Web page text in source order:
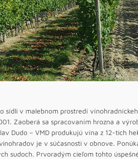
sídli v malebnom prostredí
Zaoberá sa spracovaním hrozna a
Dudo – VMD produkujú vína z 12-tich
je v súčasnosti v obnove.
sudoch. Prvoradým cieľom tohto